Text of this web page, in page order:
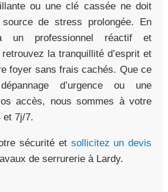
ou une clé cassée ne doit
de stress prolongée. En
un professionnel réactif et
la tranquillité d’esprit et
foyer sans frais cachés. Que ce
d’urgence ou une
accès, nous sommes à votre
et 7j/7.
sécurité et sollicitez un devis
de serrurerie à Lardy.